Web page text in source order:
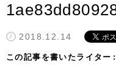
2018.12.14
この記事を書いたライター